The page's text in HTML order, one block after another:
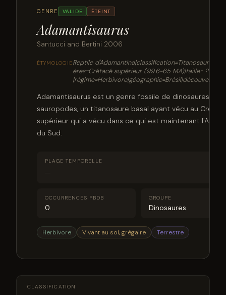
GENRE VALIDE ÉTEINT
Adamantisaurus
Santucci and Bertini 2006
ÉTYMOLOGIEReptile d'Adamantina|classification=Titanosauria|
ères=Crétacé supérieur (99.6-65 MA)|taille= ?
Adamantisaurus est un genre fossile de dinosaures
sauropodes, un titanosaure basal ayant vécu au
supérieur qui a vécu dans ce qui est maintenant
du Sud.
PLAGE TEMPORELLE
—
OCCURRENCES PBDB
0
GROUPE
Dinosaures
Herbivore Vivant au sol, grégaire Terrestre
CLASSIFICATION